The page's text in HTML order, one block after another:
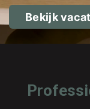
Bekijk